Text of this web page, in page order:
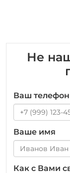
Не
Ваш телефон
Ваше имя
Как с Вами